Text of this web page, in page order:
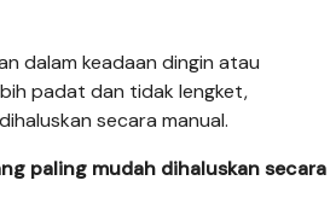
dalam keadaan dingin atau
padat dan tidak lengket,
secara manual.
paling mudah dihaluskan secara